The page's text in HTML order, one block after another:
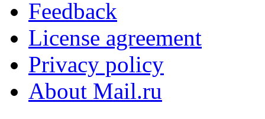
Feedback
License agreement
Privacy policy
About Mail.ru